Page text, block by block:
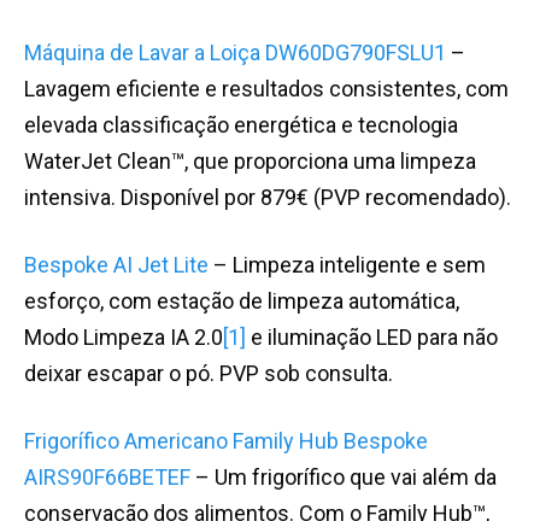
Máquina de Lavar a Loiça DW60DG790FSLU1 –
Lavagem eficiente e resultados consistentes, com
elevada classificação energética e tecnologia
WaterJet Clean™, que proporciona uma limpeza
intensiva. Disponível por 879€ (PVP recomendado).
Bespoke AI Jet Lite – Limpeza inteligente e sem
esforço, com estação de limpeza automática,
Modo Limpeza IA 2.0[1] e iluminação LED para não
deixar escapar o pó. PVP sob consulta.
Frigorífico Americano Family Hub Bespoke
AIRS90F66BETEF – Um frigorífico que vai além da
conservação dos alimentos. Com o Family Hub™,